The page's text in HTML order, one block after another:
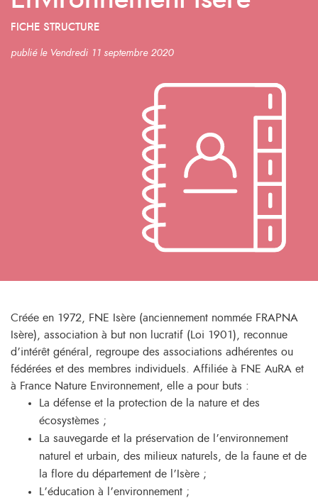
FICHE STRUCTURE
publié le Vendredi 11 septembre 2020
Créée en 1972, FNE Isère (anciennement nommée FRAPNA
Isère), association à but non lucratif (Loi 1901), reconnue
d’intérêt général, regroupe des associations adhérentes ou
fédérées et des membres individuels. Affiliée à FNE AuRA et
à France Nature Environnement, elle a pour buts :
La défense et la protection de la nature et des
écosystèmes ;
La sauvegarde et la préservation de l’environnement
naturel et urbain, des milieux naturels, de la faune et de
la flore du département de l’Isère ;
L’éducation à l’environnement ;